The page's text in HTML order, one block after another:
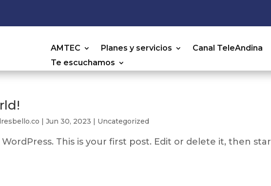
AMTEC Planes y servicios Canal TeleAndina
Te escuchamos
|Jun 30, 2023 | Uncategorized
This is your first post. Edit or delete it, then